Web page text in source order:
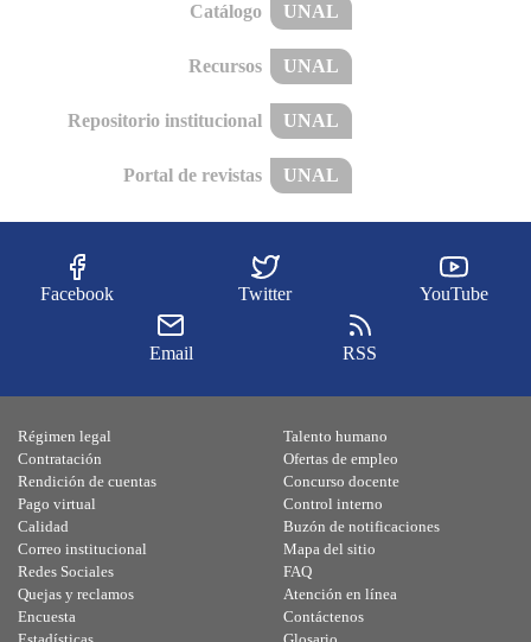
Catálogo UNAL
Recursos UNAL
Repositorio institucional UNAL
Portal de revistas UNAL
Facebook Twitter YouTube
Email RSS
Régimen legal
Contratación
Rendición de cuentas
Pago virtual
Calidad
Talento humano
Ofertas de empleo
Concurso docente
Control interno
Buzón de notificaciones
Correo institucional
Redes Sociales
Quejas y reclamos
Encuesta
Mapa del sitio
FAQ
Atención en línea
Contáctenos